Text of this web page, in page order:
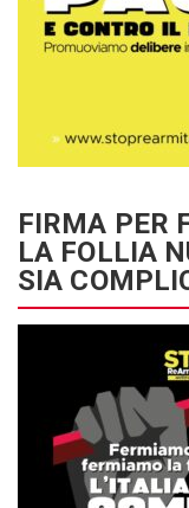
FIRMA PER
LA FOLLIA
SIA